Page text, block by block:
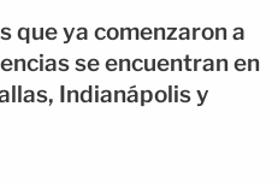
que ya comenzaron a
se encuentran en
Indianápolis y